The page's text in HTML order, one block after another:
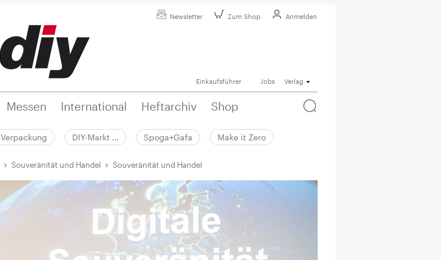
Newsletter Zum Shop Anmelden
Einkaufsführer Jobs Verlag
Messen International Heftarchiv Shop
Verpackung DIY-Markt … Spoga+Gafa Make it Zero
Souveränität und Handel Souveränität und Handel